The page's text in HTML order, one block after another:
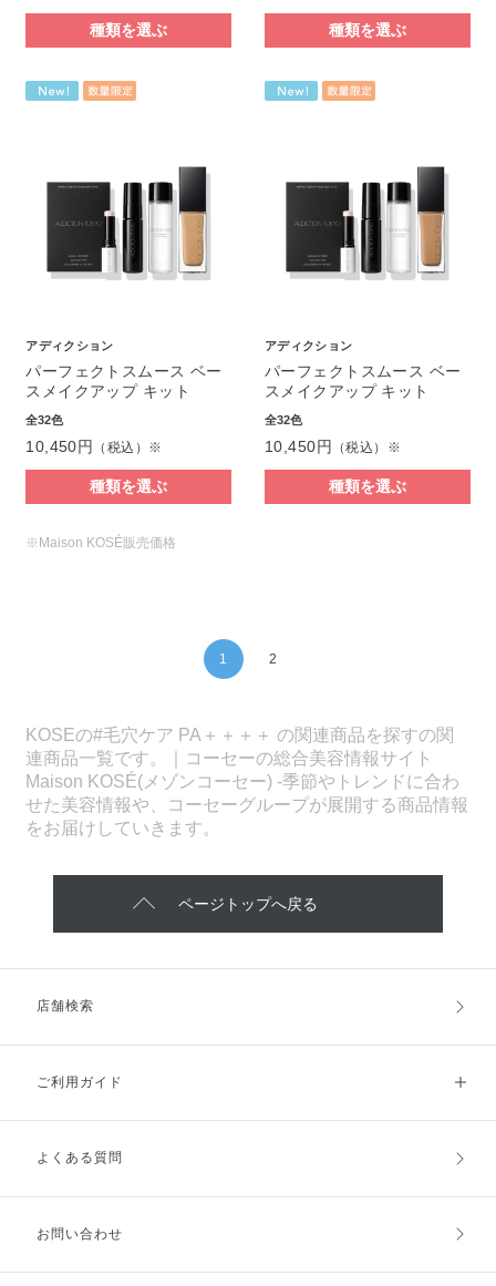
種類を選ぶ 種類を選ぶ
アディクション
パーフェクトスムース ベー
スメイクアップ キット
全32色
10,450円 （税込）※
種類を選ぶ
アディクション
パーフェクトスムース ベー
スメイクアップ キット
全32色
10,450円 （税込）※
種類を選ぶ
※Maison KOSÉ販売価格
1 2
KOSEの#毛穴ケア PA＋＋＋＋ の関連商品を探すの関
連商品一覧です。｜コーセーの総合美容情報サイト
Maison KOSÉ(メゾンコーセー) -季節やトレンドに合わ
せた美容情報や、コーセーグループが展開する商品情報
をお届けしていきます。
ページトップへ戻る
店舗検索
ご利用ガイド
ご利用ガイドトップ
お支払方法
よくある質問
お問い合わせ